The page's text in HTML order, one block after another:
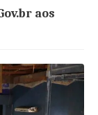
aos